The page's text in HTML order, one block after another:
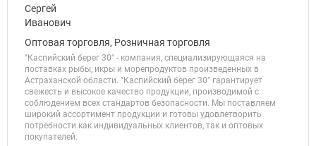
Оптовая торговля, Розничная торговля
"Каспийский берег 30" - компания, специализирующаяся на
поставках рыбы, икры и морепродуктов произведенных в
Астраханской области. "Каспийский берег 30" гарантирует
свежесть и высокое качество продукции, производимой с
соблюдением всех стандартов безопасности. Мы поставляем
широкий ассортимент продукции и готовы удовлетворить
потребности как индивидуальных клиентов, так и оптовых
покупателей.